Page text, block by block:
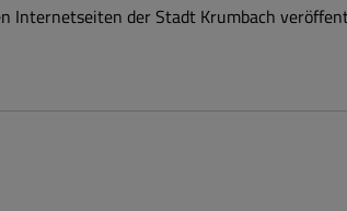
Internetseiten der Stadt Krumbach